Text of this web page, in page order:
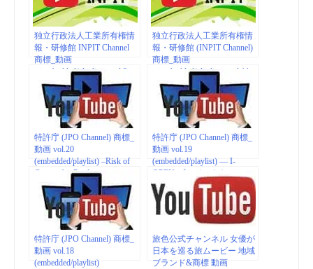
ン事業)
独立行政法人工業所有権情
報・研修館 INPIT Channel
商標_動画
（embedded/playlist）vol.3
独立行政法人工業所有権情
報・研修館 (INPIT Channel)
商標_動画
（embedded/playlist）vol.11
特許庁 (JPO Channel) 商標_
動画 vol.20
(embedded/playlist) –Risk of
Counterfeit Products
特許庁 (JPO Channel) 商標_
動画 vol.19
(embedded/playlist) — I-
OPEN プロジェクト
特許庁 (JPO Channel) 商標_
動画 vol.18
(embedded/playlist)
旅色公式チャンネル 女優が
日本を巡る旅ムービー 地域
ブランド&商標 動画